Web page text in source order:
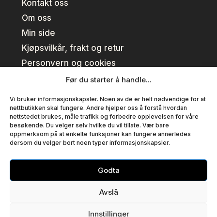
Før du starter å handle...
Vi bruker informasjonskapsler. Noen av de er helt nødvendige for at
nettbutikken skal fungere. Andre hjelper oss å forstå hvordan
nettstedet brukes, måle trafikk og forbedre opplevelsen for våre
besøkende. Du velger selv hvilke du vil tillate. Vær bare
oppmerksom på at enkelte funksjoner kan fungere annerledes
dersom du velger bort noen typer informasjonskapsler.
Godta
Avslå
Innstillinger
Kontakt oss
Om oss
Min side
Kjøpsvilkår, frakt og retur
Personvern og cookies
Se fordeler
Bli medlem